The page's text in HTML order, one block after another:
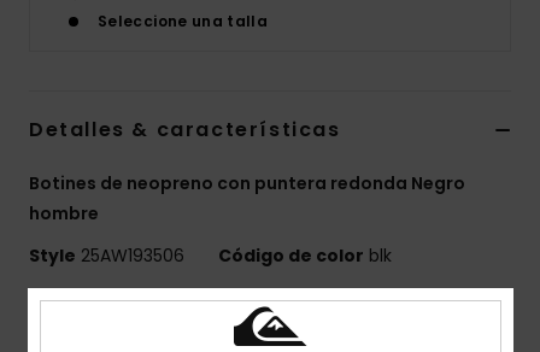
Seleccione una talla
Detalles & características
Botines de neopreno con puntera redonda Negro
hombre
Style 25AW193506 Código de color blk